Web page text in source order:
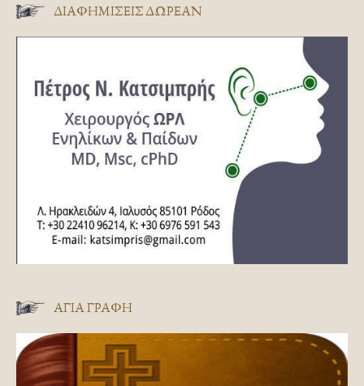
ΔΙΑΦΗΜΊΣΕΙΣ ΔΩΡΕΆΝ
ΑΓΊΑ ΓΡΑΦΉ